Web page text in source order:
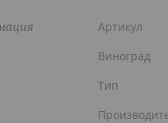
Артикул
Виноград
Тип